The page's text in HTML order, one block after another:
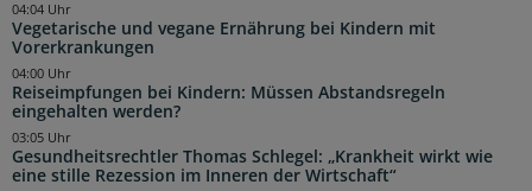
Vegetarische und vegane Ernährung bei Kindern mit
Vorerkrankungen
04:04 Uhr
Reiseimpfungen bei Kindern: Müssen Abstandsregeln
eingehalten werden?
04:00 Uhr
Gesundheitsrechtler Thomas Schlegel: „Krankheit wirkt wie
eine stille Rezession im Inneren der Wirtschaft“
03:05 Uhr